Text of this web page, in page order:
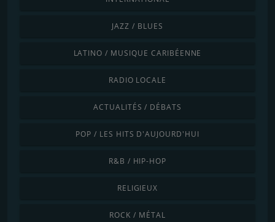
JAZZ / BLUES
LATINO / MUSIQUE CARIBÉENNE
RADIO LOCALE
ACTUALITÉS / DÉBATS
POP / LES HITS D'AUJOURD'HUI
R&B / HIP-HOP
RELIGIEUX
ROCK / MÉTAL